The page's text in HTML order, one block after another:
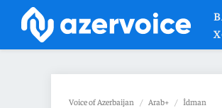
Voice of Azerbaijan / Arab+ / İdman